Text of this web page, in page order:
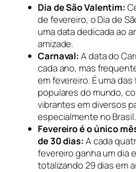
Dia de São Valentim:
de fevereiro, o Dia de
uma data dedicada ao
amizade.
Carnaval:A data do
cada ano, mas
em fevereiro. É uma
populares do mundo,
vibrantes em diversos
especialmente no Brasil.
Fevereiro é o único
de 30 dias:A cada
fevereiro ganha um dia
totalizando 29 dias em